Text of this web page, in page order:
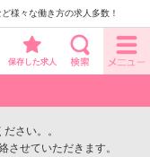
様々な働き方の求人多数！
保存した求人
さい。。
させていただきます。